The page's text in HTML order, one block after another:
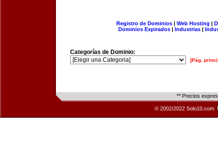
Registro de Dominios| Web Hosting |
Dominios Expirados | Industrias |
Categorías de Dominio:
[Pág.
** Precios
© 2002/2022 Solo10.com